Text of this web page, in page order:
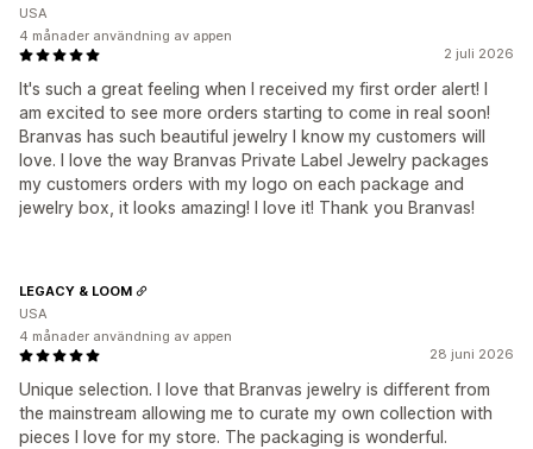
2 juli 2026
It's such a great feeling when I received my first order alert! I
am excited to see more orders starting to come in real soon!
Branvas has such beautiful jewelry I know my customers will
love. I love the way Branvas Private Label Jewelry packages
my customers orders with my logo on each package and
jewelry box, it looks amazing! I love it! Thank you Branvas!
USA
4 månader användning av appen
28 juni 2026
Unique selection. I love that Branvas jewelry is different from
the mainstream allowing me to curate my own collection with
pieces I love for my store. The packaging is wonderful.
LEGACY & LOOM
USA
4 månader användning av appen